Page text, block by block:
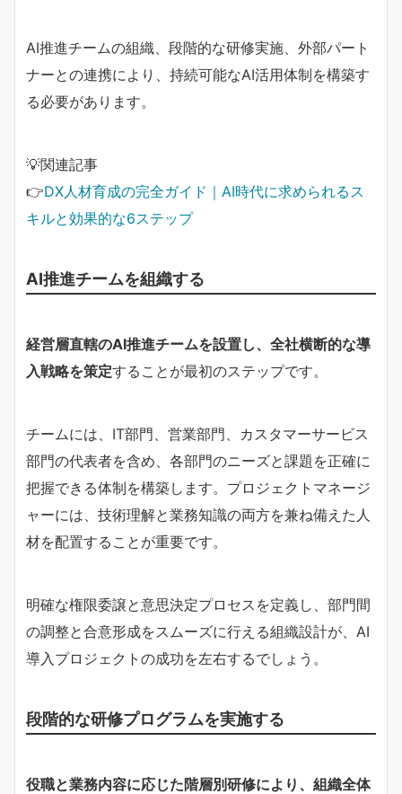
AI推進チームの組織、段階的な研修実施、外部パート
ナーとの連携により、持続可能なAI活用体制を構築す
る必要があります。
💡関連記事
👉DX人材育成の完全ガイド｜AI時代に求められるス
キルと効果的な6ステップ
AI推進チームを組織する
経営層直轄のAI推進チームを設置し、全社横断的な導
入戦略を策定することが最初のステップです。
チームには、IT部門、営業部門、カスタマーサービス
部門の代表者を含め、各部門のニーズと課題を正確に
把握できる体制を構築します。プロジェクトマネージ
ャーには、技術理解と業務知識の両方を兼ね備えた人
材を配置することが重要です。
明確な権限委譲と意思決定プロセスを定義し、部門間
の調整と合意形成をスムーズに行える組織設計が、AI
導入プロジェクトの成功を左右するでしょう。
段階的な研修プログラムを実施する
役職と業務内容に応じた階層別研修により、組織全体